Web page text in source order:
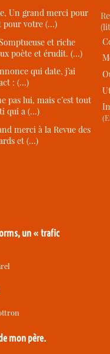
Un grand merci pour
pour votre (…)
et riche
poète et érudit. (…)
qui date, j’ai
: (…)
pas lui, mais c’est tout
qui a (…)
merci à la Revue des
et (…)
un « trafic
mon père.